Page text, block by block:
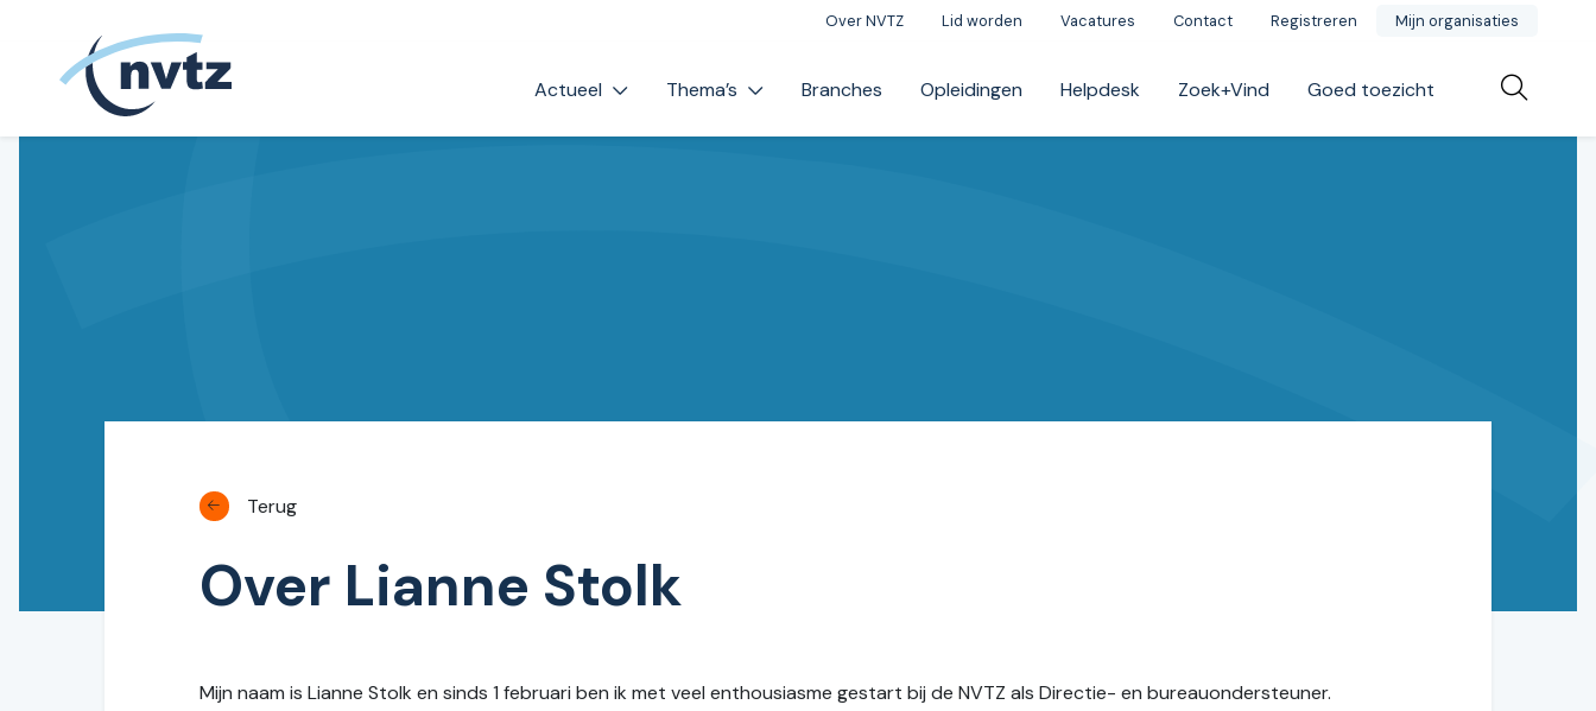
Over NVTZ Lid worden Vacatures Contact Registreren Mijn organisaties
NVTZ
Actueel Thema’s Branches Opleidingen Helpdesk Zoek+Vind Goed toezicht
Terug
Over Lianne Stolk
Mijn naam is Lianne Stolk en sinds 1 februari ben ik met veel enthousiasme gestart bij de NVTZ als Directie- en bureauondersteuner.